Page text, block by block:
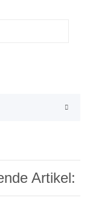
Artikel: